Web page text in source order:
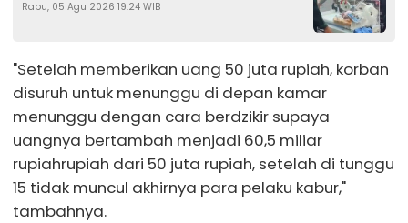
Ambulans Pecah Ban
Rabu, 05 Agu 2026 19:24 WIB
"Setelah memberikan uang 50 juta rupiah, korban
disuruh untuk menunggu di depan kamar
menunggu dengan cara berdzikir supaya
uangnya bertambah menjadi 60,5 miliar
rupiahrupiah dari 50 juta rupiah, setelah di tunggu
15 tidak muncul akhirnya para pelaku kabur,"
tambahnya.